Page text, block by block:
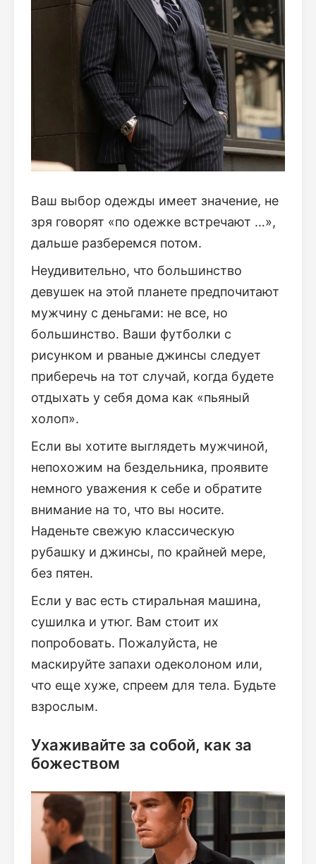
Ваш выбор одежды имеет значение, не
зря говорят «по одежке встречают …»,
дальше разберемся потом.
Неудивительно, что большинство
девушек на этой планете предпочитают
мужчину с деньгами: не все, но
большинство. Ваши футболки с
рисунком и рваные джинсы следует
приберечь на тот случай, когда будете
отдыхать у себя дома как «пьяный
холоп».
Если вы хотите выглядеть мужчиной,
непохожим на бездельника, проявите
немного уважения к себе и обратите
внимание на то, что вы носите.
Наденьте свежую классическую
рубашку и джинсы, по крайней мере,
без пятен.
Если у вас есть стиральная машина,
сушилка и утюг. Вам стоит их
попробовать. Пожалуйста, не
маскируйте запахи одеколоном или,
что еще хуже, спреем для тела. Будьте
взрослым.
Ухаживайте за собой, как за
божеством